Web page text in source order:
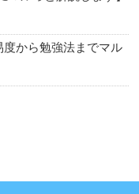
度から勉強法までマル